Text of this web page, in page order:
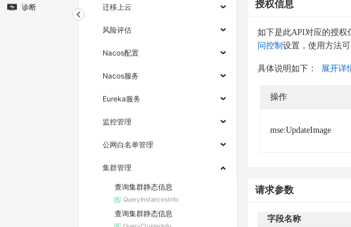
诊断 迁移上云
风险评估
Nacos配置
Nacos服务
Eureka服务
监控管理
公网白名单管理
集群管理
查询集群静态信息
QueryInstancesInfo
查询集群静态信息
授权信息
如下是此API对应的授权
问控制 设置，使用方法
具体说明如下： 展开详
操作
mse:UpdateImage
请求参数
字段名称